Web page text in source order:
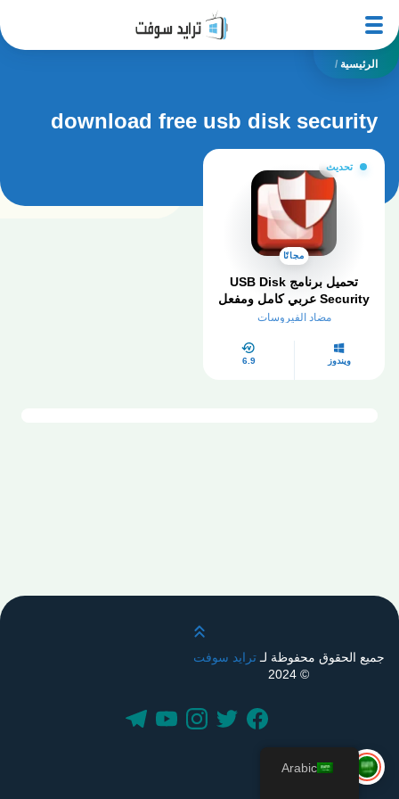
الرئيسية /
download free usb disk security
تحديث
مجانًا
تحميل برنامج USB Disk
Security عربي كامل ومفعل
مدى الحياة
مضاد الفيروسات
ويندوز 6.9
قم بالتمرير لأعلى
جميع الحقوق محفوظة لـترايد سوفت
© 2024
Arabic